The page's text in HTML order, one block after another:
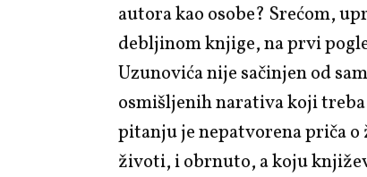
autora kao osobe? Srećom,
debljinom knjige, na prvi
Uzunovića nije sačinjen od
osmišljenih narativa koji
pitanju je nepatvorena priča o
životi, i obrnuto, a koju